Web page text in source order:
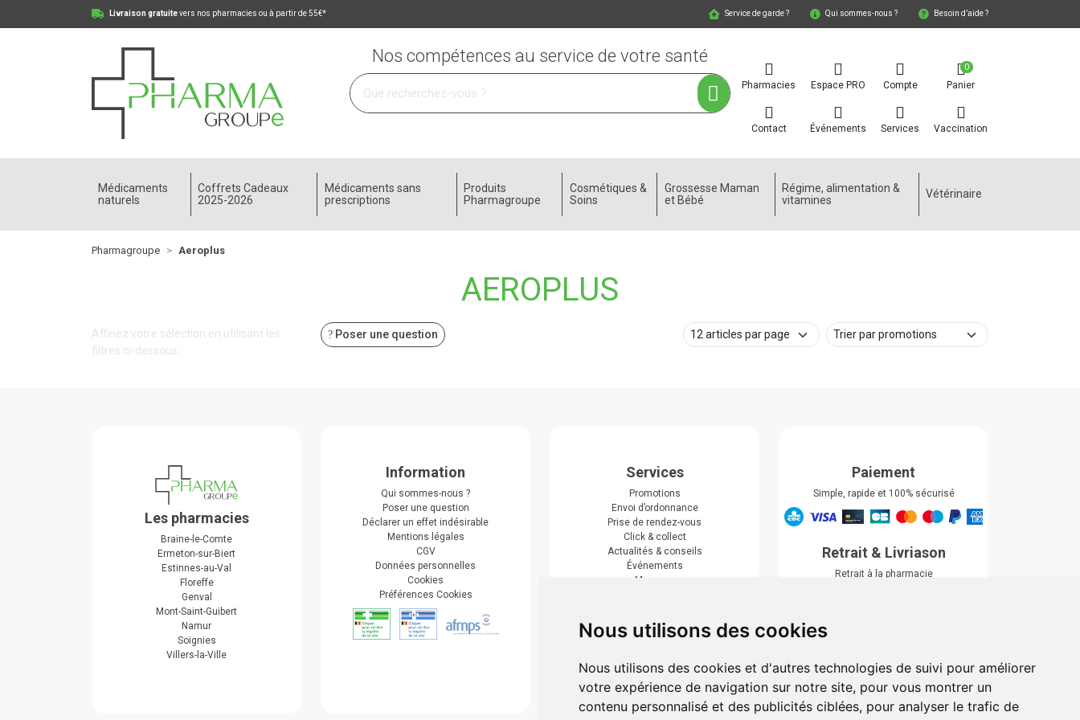
Nous utilisons des cookies
Nous utilisons des cookies et d'autres technologies de suivi pour améliorer
votre expérience de navigation sur notre site, pour vous montrer un
contenu personnalisé et des publicités ciblées, pour analyser le trafic de
Livraison gratuitevers nos pharmacies ou à partir de 55€* Service de garde ? Qui sommes-nous ? Besoin d’aide ?
Pharmagroupe Votre pharmacie en ligne à votre service
Pharmacies
Contact
Espace PRO
Événements
Compte
Services
Panier
0
Vaccination
Nos compétences au service de votre santé
Médicaments
naturels
Coffrets Cadeaux
2025-2026
Médicaments sans
prescriptions
Produits
Pharmagroupe
Cosmétiques &
Soins
Grossesse Maman
et Bébé
Régime, alimentation &
vitamines
Vétérinaire
Pharmagroupe Aeroplus
AEROPLUS
Poser une question
Affinez votre sélection en utilisant les
filtres ci-dessous :
Les pharmacies
Braine-le-Comte
Ermeton-sur-Biert
Estinnes-au-Val
Floreffe
Genval
Mont-Saint-Guibert
Namur
Soignies
Villers-la-Ville
Information
Qui sommes-nous ?
Poser une question
Déclarer un effet indésirable
Mentions légales
CGV
Données personnelles
Cookies
Préférences Cookies
Services
Promotions
Envoi d’ordonnance
Prise de rendez-vous
Click & collect
Actualités & conseils
Événements
Marques
Paiement
Simple, rapide et 100% sécurisé
Retrait & Livriason
Retrait à la pharmacie